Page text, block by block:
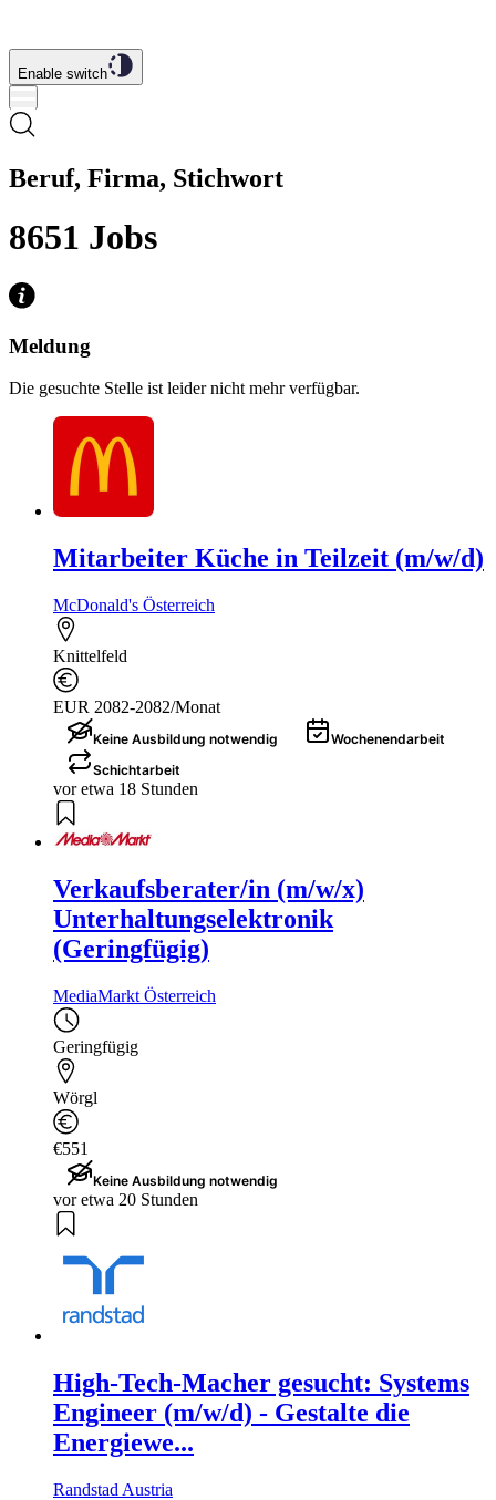
Enable switch
Beruf, Firma, Stichwort
8651 Jobs
Meldung
Die gesuchte Stelle ist leider nicht mehr verfügbar.
Mitarbeiter Küche in Teilzeit (m/w/d)
McDonald's Österreich
Knittelfeld
EUR 2082-2082/Monat
Keine Ausbildung notwendig
Wochenendarbeit
Schichtarbeit
vor etwa 18 Stunden
Verkaufsberater/in (m/w/x)
Unterhaltungselektronik
(Geringfügig)
MediaMarkt Österreich
Geringfügig
Wörgl
€551
Keine Ausbildung notwendig
vor etwa 20 Stunden
High-Tech-Macher gesucht: Systems
Engineer (m/w/d) - Gestalte die
Energiewe...
Randstad Austria